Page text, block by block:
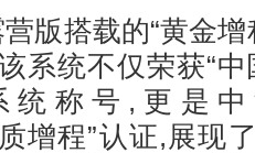
搭载的“黄金增
系统不仅荣获“中
统称号,更是
增程”认证,展现